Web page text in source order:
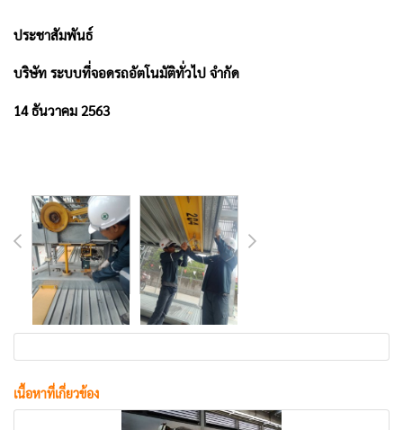
ประชาสัมพันธ์
บริษัท ระบบที่จอดรถอัตโนมัติทั่วไป จำกัด
14 ธันวาคม 2563
เนื้อหาที่เกี่ยวข้อง